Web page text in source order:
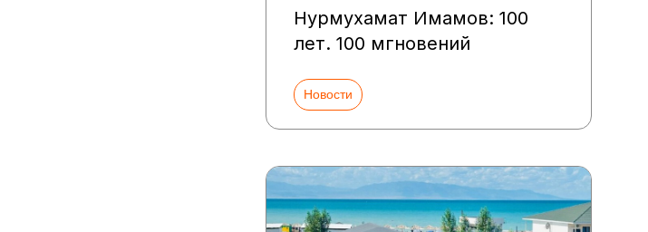
Нурмухамат Имамов: 100
лет. 100 мгновений
Новости